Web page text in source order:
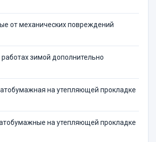
от механических повреждений
зимой дополнительно
на утепляющей прокладке
на утепляющей прокладке